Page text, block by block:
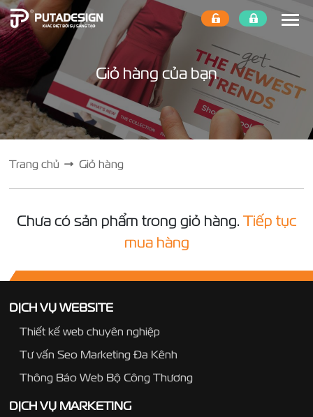
Giỏ hàng của bạn
Trang chủ Giỏ hàng
Chưa có sản phẩm trong giỏ hàng. Tiếp tục
mua hàng
DỊCH VỤ WEBSITE
Thiết kế web chuyên nghiệp
Tư vấn Seo Marketing Đa Kênh
Thông Báo Web Bộ Công Thương
DỊCH VỤ MARKETING